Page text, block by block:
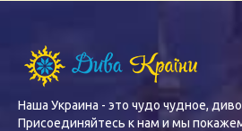
Наша Украина - это чудо чудное,
Присоединяйтесь к нам и мы